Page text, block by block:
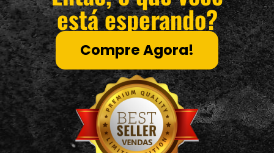
está esperando?
Compre Agora!